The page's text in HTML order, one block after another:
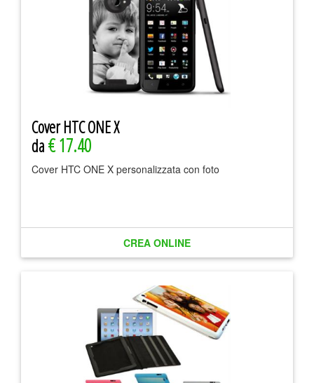
Cover HTC ONE X
da€ 17.40
Cover HTC ONE X personalizzata con foto
CREA ONLINE